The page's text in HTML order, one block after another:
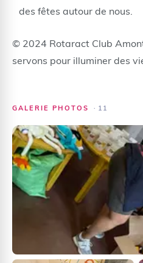
des fêtes autour de nous.
© 2024 Rotaract Club
servons pour illuminer des
GALERIE PHOTOS · 11